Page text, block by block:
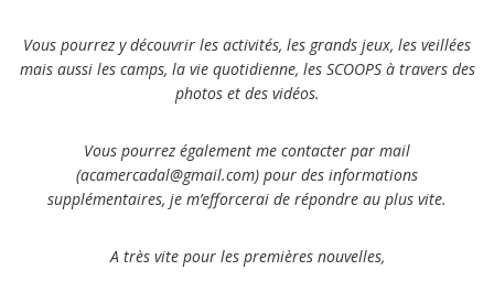
Vous pourrez y découvrir les activités, les grands jeux, les veillées
mais aussi les camps, la vie quotidienne, les SCOOPS à travers des
photos et des vidéos.
Vous pourrez également me contacter par mail
(acamercadal@gmail.com) pour des informations
supplémentaires, je m’efforcerai de répondre au plus vite.
A très vite pour les premières nouvelles,